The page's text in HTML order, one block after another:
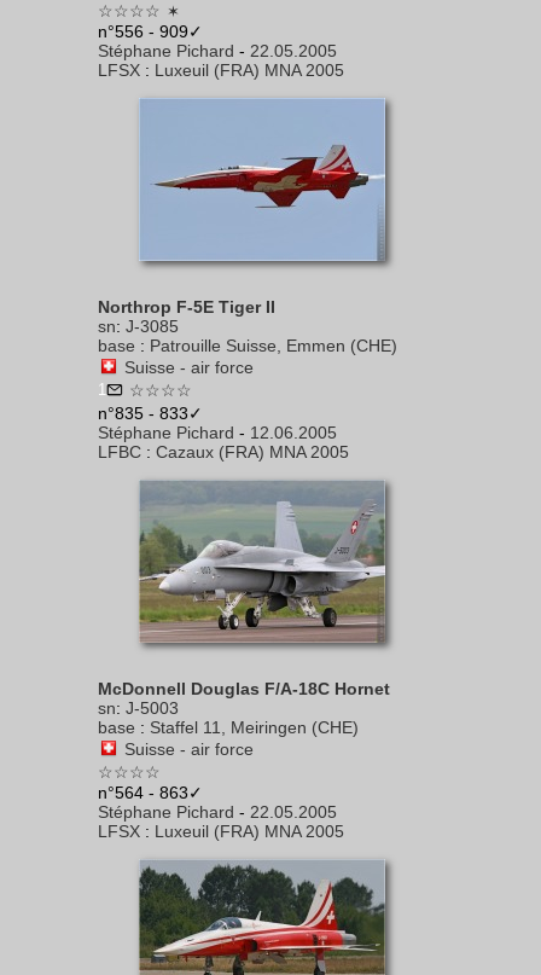
☆☆☆☆ ✶
n°556 - 909✓
Stéphane Pichard - 22.05.2005
LFSX : Luxeuil (FRA) MNA 2005
Northrop F-5E Tiger II
sn: J-3085
base : Patrouille Suisse, Emmen (CHE)
Suisse - air force
1
☆☆☆☆
n°835 - 833✓
Stéphane Pichard - 12.06.2005
LFBC : Cazaux (FRA) MNA 2005
McDonnell Douglas F/A-18C Hornet
sn: J-5003
base : Staffel 11, Meiringen (CHE)
Suisse - air force
☆☆☆☆
n°564 - 863✓
Stéphane Pichard - 22.05.2005
LFSX : Luxeuil (FRA) MNA 2005